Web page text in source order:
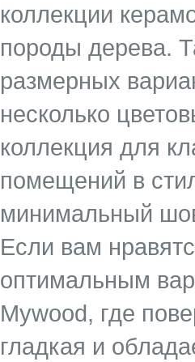
коллекции
породы дерева.
размерных
несколько
коллекция для
помещений в
минимальный
Если вам
оптимальным
Mywood, где
гладкая и